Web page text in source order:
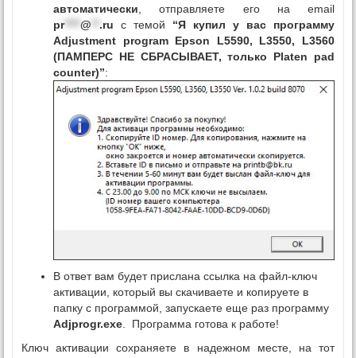
автоматически , отправляете его на email
pr**** @ .ru с темой “Я купил у вас программу
Adjustment program Epson L5590, L3550, L3560
(ПАМПЕРС НЕ СБРАСЫВАЕТ, только Platen pad
counter)”:
В ответ вам будет прислана ссылка на файл-ключ
активации, который вы скачиваете и копируете в
папку с программой, запускаете еще раз программу
Adjprogr.exe . Программа готова к работе!
Ключ активации сохраняете в надежном месте, на тот